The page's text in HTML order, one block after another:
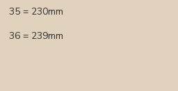
35 = 230mm
36 = 239mm